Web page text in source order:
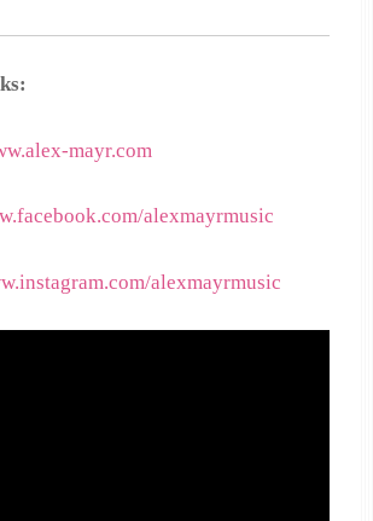
mayr.com
alexmayrmusic
alexmayrmusic